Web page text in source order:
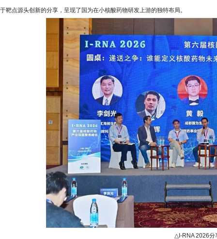
于靶点源头创新的分享，呈现了国为在小核酸药物研发上游的独特布局。
△I-RNA 2026分